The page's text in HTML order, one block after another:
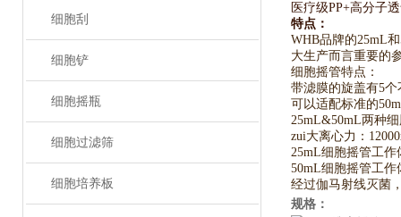
细胞刮
细胞铲
细胞摇瓶
细胞过滤筛
细胞培养板
医疗级PP+高分子
特点：
WHB品牌的25mL
大生产而言重要的
细胞摇管特点：
带滤膜的旋盖有5
可以适配标准的
25mL&50mL两种
zui大离心力：
25mL细胞摇管工作
50mL细胞摇管工作
经过伽马射线灭菌
规格：